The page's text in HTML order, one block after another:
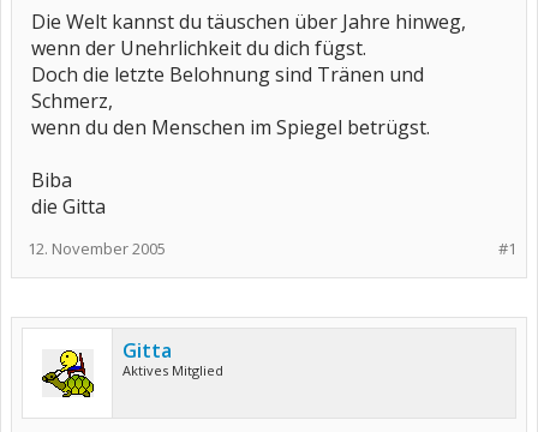
Die Welt kannst du täuschen über Jahre hinweg,
wenn der Unehrlichkeit du dich fügst.
Doch die letzte Belohnung sind Tränen und
Schmerz,
wenn du den Menschen im Spiegel betrügst.
Biba
die Gitta
#1
12. November 2005
Gitta
Aktives Mitglied